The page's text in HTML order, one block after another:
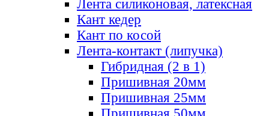
Лента силиконовая, латексная
Кант кедер
Кант по косой
Лента-контакт (липучка)
Гибридная (2 в 1)
Пришивная 20мм
Пришивная 25мм